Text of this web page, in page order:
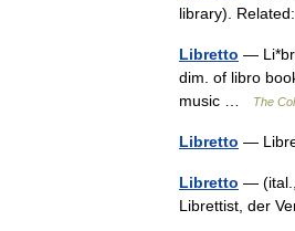
library).
Libretto —
dim. of libro
music …
The
Libretto —
Libretto — (ital.,
Librettist, der